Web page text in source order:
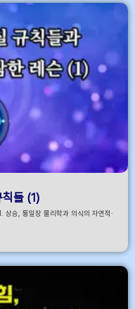
들 (1)
상승, 통일장 물리학과 의식의 자연적·